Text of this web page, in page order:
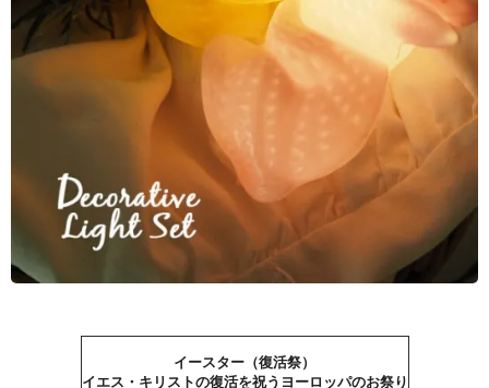
イースター（復活祭）
イエス・キリストの復活を祝うヨーロッパのお祭り